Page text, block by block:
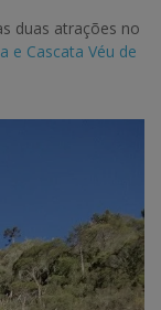
duas atrações no
e Cascata Véu de